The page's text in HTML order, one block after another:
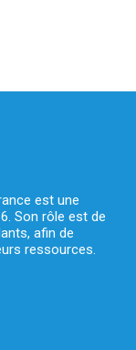
est une
Son rôle est de
afin de
ressources.